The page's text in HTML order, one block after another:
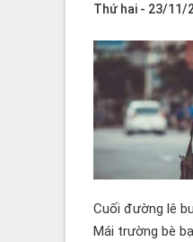
Thứ hai - 23/11/
Cuối đường lê
Mái trường bè